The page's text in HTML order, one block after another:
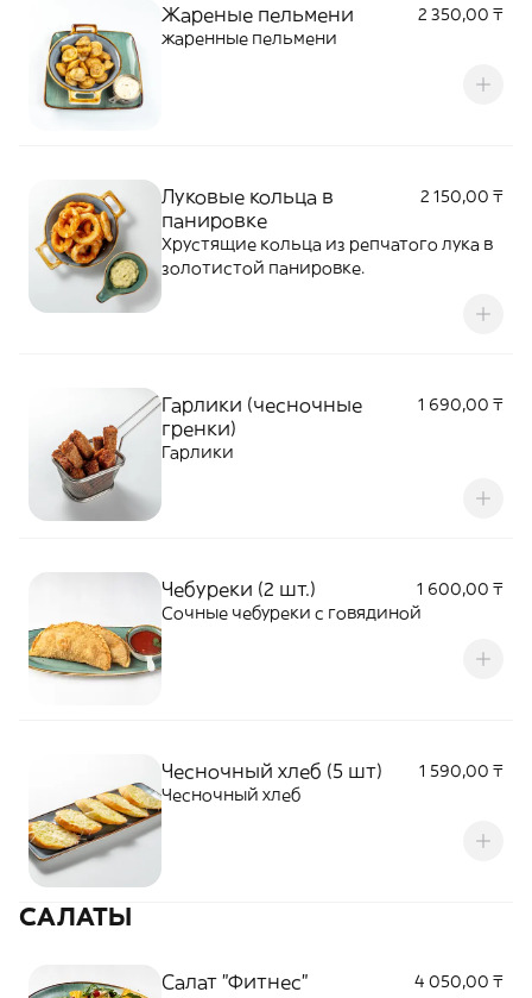
Жареные пельмени
2 350,00 ₸
жаренные пельмени
Луковые кольца в
панировке
2 150,00 ₸
Хрустящие кольца из репчатого лука в
золотистой панировке.
Гарлики (чесночные
гренки)
1 690,00 ₸
Гарлики
Чебуреки (2 шт.)
1 600,00 ₸
Сочные чебуреки с говядиной
Чесночный хлеб (5 шт)
1 590,00 ₸
Чесночный хлеб
САЛАТЫ
Салат "Фитнес"
4 050,00 ₸